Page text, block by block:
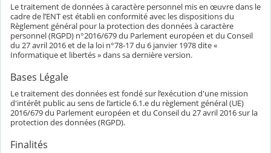
Le traitement de données à caractère personnel mis en œuvre dans le
cadre de l’ENT est établi en conformité avec les dispositions du
Règlement général pour la protection des données à caractère
personnel (RGPD) n°2016/679 du Parlement européen et du Conseil
du 27 avril 2016 et de la loi n°78-17 du 6 janvier 1978 dite «
Informatique et libertés » dans sa dernière version.
Bases Légale
Le traitement des données est fondé sur l’exécution d'une mission
d'intérêt public au sens de l’article 6.1.e du règlement général (UE)
2016/679 du Parlement européen et du Conseil du 27 avril 2016 sur la
protection des données (RGPD).
Finalités